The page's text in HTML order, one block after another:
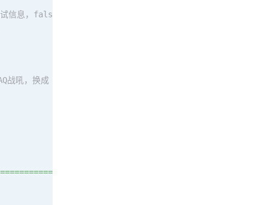
信息，false=静默
战吼，换成 25289）